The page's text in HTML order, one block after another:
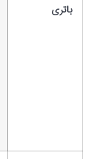
باتری